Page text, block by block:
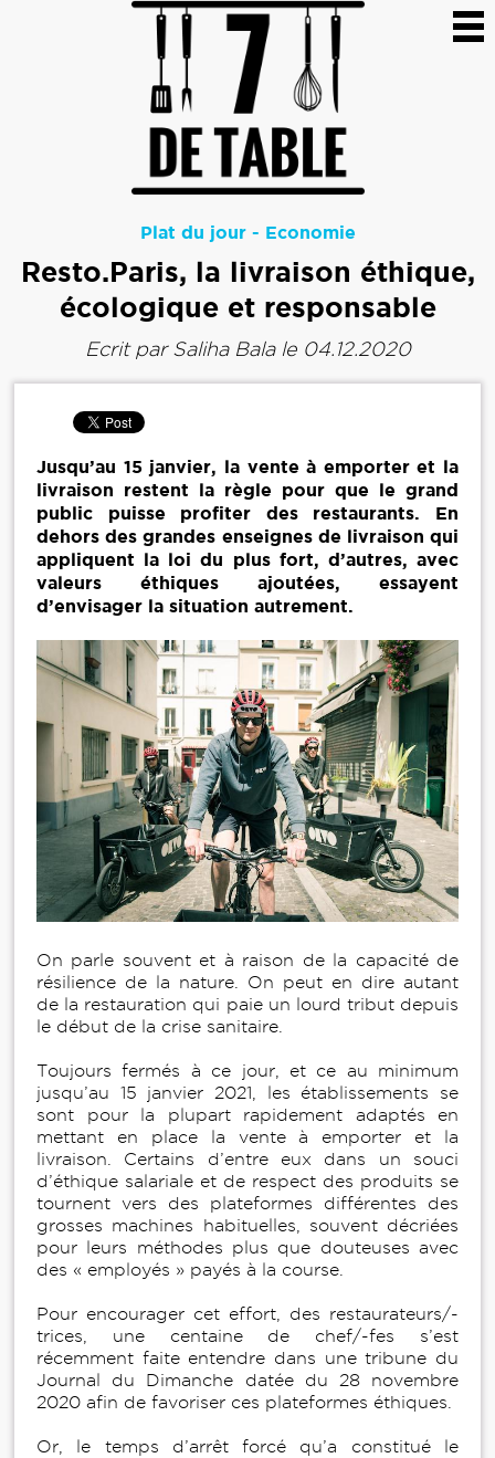
Plat du jour- Economie
Resto.Paris, la livraison éthique,
écologique et responsable
Ecrit par Saliha Balale 04.12.2020
Jusqu’au 15 janvier, la vente à emporter et la
livraison restent la règle pour que le grand
public puisse profiter des restaurants. En
dehors des grandes enseignes de livraison qui
appliquent la loi du plus fort, d’autres, avec
valeurs éthiques ajoutées, essayent
d’envisager la situation autrement.
On parle souvent et à raison de la capacité de
résilience de la nature. On peut en dire autant
de la restauration qui paie un lourd tribut depuis
le début de la crise sanitaire.
Toujours fermés à ce jour, et ce au minimum
jusqu’au 15 janvier 2021, les établissements se
sont pour la plupart rapidement adaptés en
mettant en place la vente à emporter et la
livraison. Certains d’entre eux dans un souci
d’éthique salariale et de respect des produits se
tournent vers des plateformes différentes des
grosses machines habituelles, souvent décriées
pour leurs méthodes plus que douteuses avec
des « employés » payés à la course.
Pour encourager cet effort, des restaurateurs/-
trices, une centaine de chef/-fes s’est
récemment faite entendre dans une tribune du
Journal du Dimanche datée du 28 novembre
2020 afin de favoriser ces plateformes éthiques.
Or, le temps d’arrêt forcé qu’a constitué le